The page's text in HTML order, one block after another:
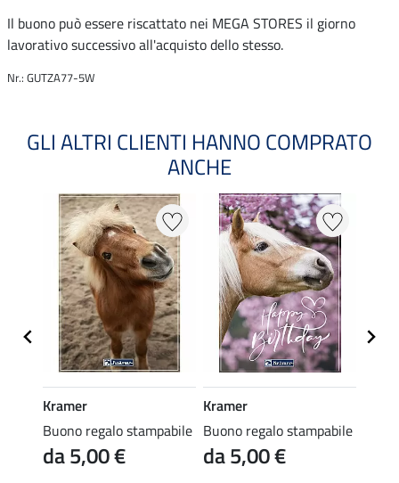
Il buono può essere riscattato nei MEGA STORES il giorno
lavorativo successivo all'acquisto dello stesso.
Nr.: GUTZA77-5W
GLI ALTRI CLIENTI HANNO COMPRATO
ANCHE
Kramer
Buono regalo stampabile
da 5,00 €
Kramer
Buono regalo stampabile
da 5,00 €